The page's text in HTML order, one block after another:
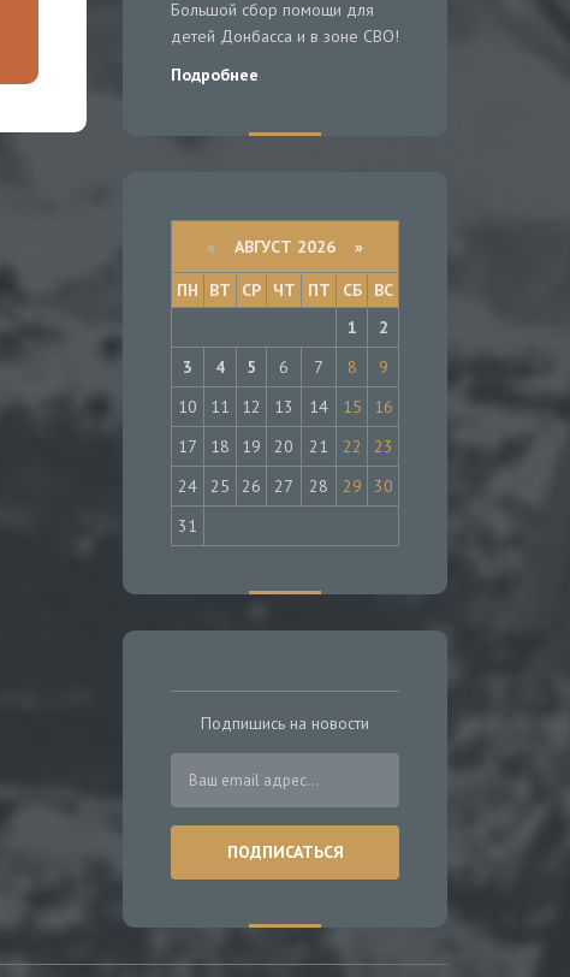
Большой сбор помощи для
детей Донбасса и в зоне СВО!
Подробнее
« АВГУСТ 2026 »
ПН
ВТ СР ЧТ ПТ СБ
ВС
1
2
3
4 5 6 7 8
9
10
11 12 13 14 15
16
17
18 19 20 21 22
23
24
25 26 27 28 29
30
31
Подпишись на новости